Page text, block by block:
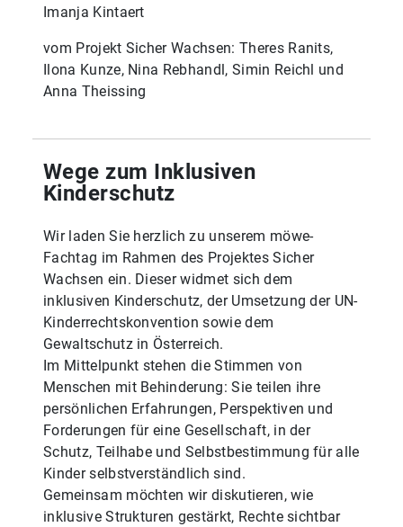
Imanja Kintaert
vom Projekt Sicher Wachsen: Theres Ranits,
Ilona Kunze, Nina Rebhandl, Simin Reichl und
Anna Theissing
Wege zum Inklusiven
Kinderschutz
Wir laden Sie herzlich zu unserem möwe-
Fachtag im Rahmen des Projektes Sicher
Wachsen ein. Dieser widmet sich dem
inklusiven Kinderschutz, der Umsetzung der UN-
Kinderrechtskonvention sowie dem
Gewaltschutz in Österreich.
Im Mittelpunkt stehen die Stimmen von
Menschen mit Behinderung: Sie teilen ihre
persönlichen Erfahrungen, Perspektiven und
Forderungen für eine Gesellschaft, in der
Schutz, Teilhabe und Selbstbestimmung für alle
Kinder selbstverständlich sind.
Gemeinsam möchten wir diskutieren, wie
inklusive Strukturen gestärkt, Rechte sichtbar